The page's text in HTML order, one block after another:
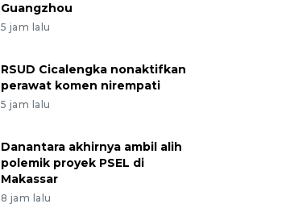
Guangzhou
5 jam lalu
RSUD Cicalengka nonaktifkan
perawat komen nirempati
5 jam lalu
Danantara akhirnya ambil alih
polemik proyek PSEL di
Makassar
8 jam lalu